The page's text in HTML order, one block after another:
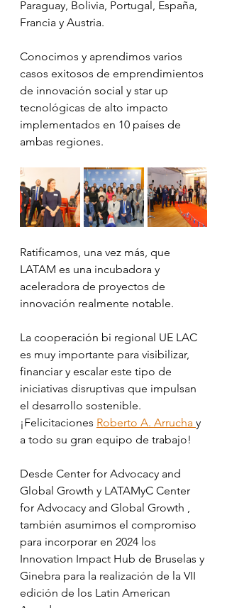
Paraguay, Bolivia, Portugal, España,
Francia y Austria.
Conocimos y aprendimos varios
casos exitosos de emprendimientos
de innovación social y star up
tecnológicas de alto impacto
implementados en 10 países de
ambas regiones.
Ratificamos, una vez más, que
LATAM es una incubadora y
aceleradora de proyectos de
innovación realmente notable.
La cooperación bi regional UE LAC
es muy importante para visibilizar,
financiar y escalar este tipo de
iniciativas disruptivas que impulsan
el desarrollo sostenible.
¡Felicitaciones Roberto A. Arrucha y
a todo su gran equipo de trabajo!
Desde Center for Advocacy and
Global Growth y LATAMyC Center
for Advocacy and Global Growth ,
también asumimos el compromiso
para incorporar en 2024 los
Innovation Impact Hub de Bruselas y
Ginebra para la realización de la VII
edición de los Latin American